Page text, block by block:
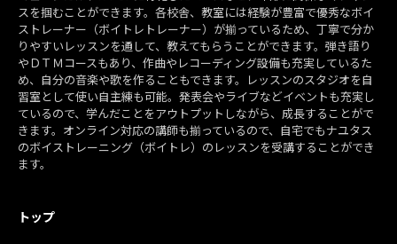
スを掴むことができます。各校舎、教室には経験が豊富で優秀なボイ
ストレーナー（ボイトレトレーナー）が揃っているため、丁寧で分か
りやすいレッスンを通して、教えてもらうことができます。弾き語り
やＤＴＭコースもあり、作曲やレコーディング設備も充実しているた
め、自分の音楽や歌を作ることもできます。レッスンのスタジオを自
習室として使い自主練も可能。発表会やライブなどイベントも充実し
ているので、学んだことをアウトプットしながら、成長することがで
きます。オンライン対応の講師も揃っているので、自宅でもナユタス
のボイストレーニング（ボイトレ）のレッスンを受講することができ
ます。
トップ